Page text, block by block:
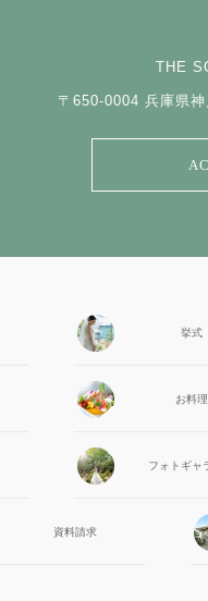
THE
〒650-0004 兵庫県
挙式
お料理
フォト ギャ
資料請求